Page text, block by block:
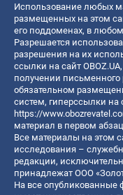
Использование любых
размещенных на этом
его поддоменах, в
Разрешается
разрешения на их
ссылки на сайт
получении
обязательном
систем, гиперссылки на
https://
материал в первом
Все материалы на этом
исследования –
редакции,
принадлежат ООО
На все опубликованные